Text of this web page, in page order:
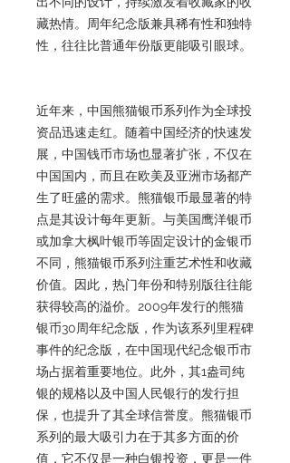
藏热情。周年纪念版兼具稀有性和独特
性，往往比普通年份版更能吸引眼球。
近年来，中国熊猫银币系列作为全球投
资品迅速走红。随着中国经济的快速发
展，中国钱币市场也显著扩张，不仅在
中国国内，而且在欧美及亚洲市场都产
生了旺盛的需求。熊猫银币最显著的特
点是其设计每年更新。与美国鹰洋银币
或加拿大枫叶银币等固定设计的金银币
不同，熊猫银币系列注重艺术性和收藏
价值。因此，热门年份和特别版往往能
获得较高的溢价。2009年发行的熊猫
银币30周年纪念版，作为该系列里程碑
事件的纪念版，在中国现代纪念银币市
场占据着重要地位。此外，其1盎司纯
银的规格以及中国人民银行的发行担
保，也提升了其全球信誉度。熊猫银币
系列的最大吸引力在于其多方面的价
值，它不仅是一种白银投资，更是一件